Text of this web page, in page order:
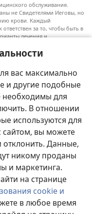
вас максимально
и другие подобные
необходимы для
В отношении
используются для
вы можете
отклонить. Данные,
никому проданы
и маркетинга.
на странице
cookie и
в любое время
обслуживания.
не Свидетелями Иеговы, но
крови. Каждый
за то, чтобы быть в
лечения и
взглядами.
для каждого пациента.
или другому
по вопросам, связанным с
Если вы заболели,
использования».
Society of Pennsylvania.